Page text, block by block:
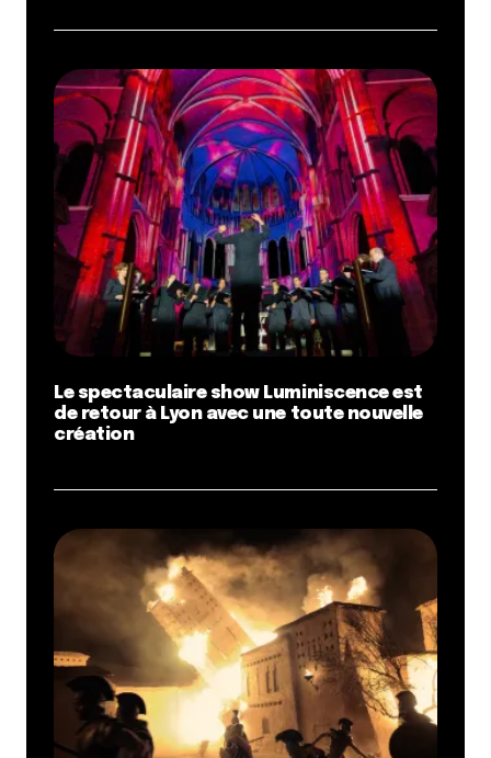
Le spectaculaire show Luminiscence est
de retour à Lyon avec une toute nouvelle
création